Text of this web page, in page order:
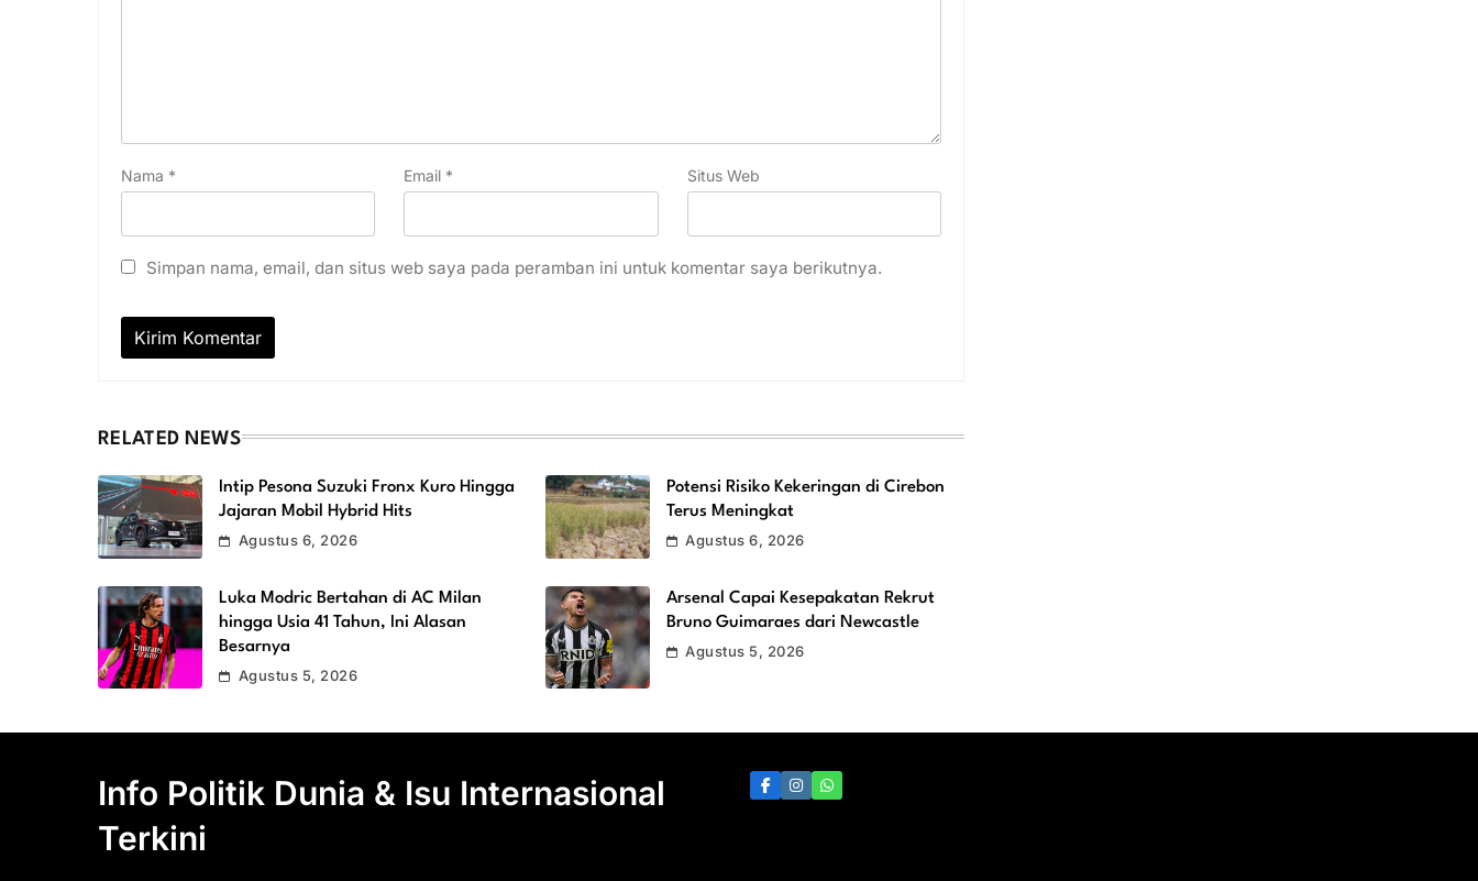
Nama * Email * Situs Web
Simpan nama, email, dan situs web saya pada peramban ini untuk komentar saya berikutnya.
RELATED NEWS
Intip Pesona Suzuki Fronx Kuro Hingga
Jajaran Mobil Hybrid Hits
Agustus 6, 2026
Potensi Risiko Kekeringan di Cirebon
Terus Meningkat
Agustus 6, 2026
Luka Modric Bertahan di AC Milan
hingga Usia 41 Tahun, Ini Alasan
Besarnya
Agustus 5, 2026
Arsenal Capai Kesepakatan Rekrut
Bruno Guimaraes dari Newcastle
Agustus 5, 2026
Info Politik Dunia & Isu Internasional
Terkini